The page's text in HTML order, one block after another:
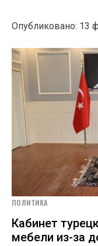
Опубликовано: 13
ПОЛИТИКА
Кабинет
мебели из-за